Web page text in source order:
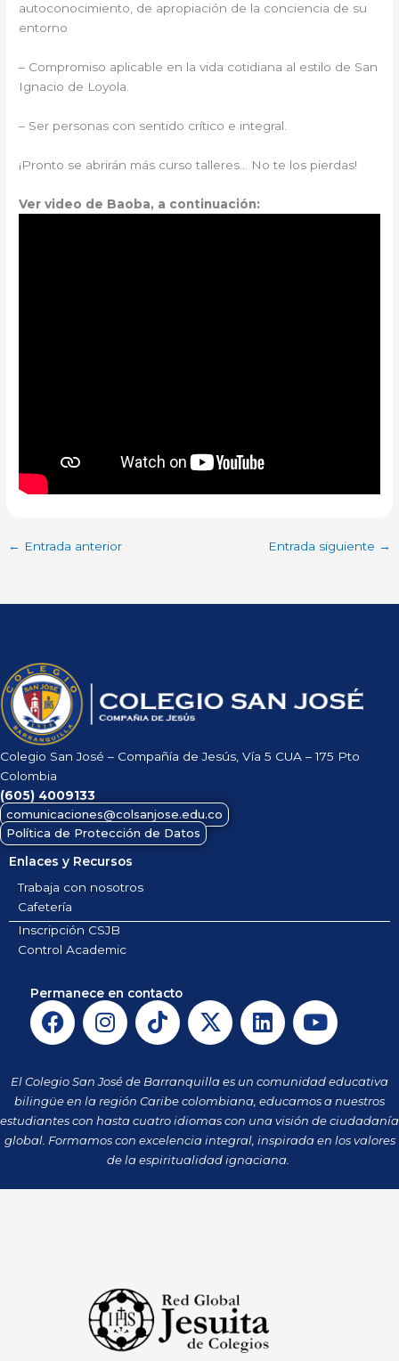
autoconocimiento, de apropiación de la conciencia de su
entorno
– Compromiso aplicable en la vida cotidiana al estilo de San
Ignacio de Loyola.
– Ser personas con sentido crítico e integral.
¡Pronto se abrirán más curso talleres… No te los pierdas!
Ver video de Baoba, a continuación:
← Entrada anterior Entrada siguiente →
Colegio San José – Compañía de Jesús, Vía 5 CUA – 175 Pto
Colombia
(605) 4009133
comunicaciones@colsanjose.edu.co
Política de Protección de Datos
Enlaces y Recursos
Trabaja con nosotros
Cafetería
Inscripción CSJB
Control Academic
Permanece en contacto
F
a
e
b
o
o
I
n
t
a
g
r
a
m
T
i
t
o
k
X
-
w
i
t
t
e
r
L
i
k
e
d
i
n
Y
o
t
u
b
e
El Colegio San José de Barranquilla es un comunidad educativa
bilingüe en la región Caribe colombiana, educamos a nuestros
estudiantes con hasta cuatro idiomas con una visión de ciudadanía
global. Formamos con excelencia integral, inspirada en los valores
de la espiritualidad ignaciana.